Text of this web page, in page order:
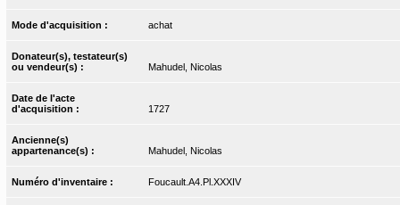
Mode d'acquisition : achat
Donateur(s), testateur(s)
ou vendeur(s) :
Mahudel, Nicolas
Date de l'acte
d'acquisition :
1727
Ancienne(s)
appartenance(s) :
Mahudel, Nicolas
Numéro d'inventaire : Foucault.A4.Pl.XXXIV